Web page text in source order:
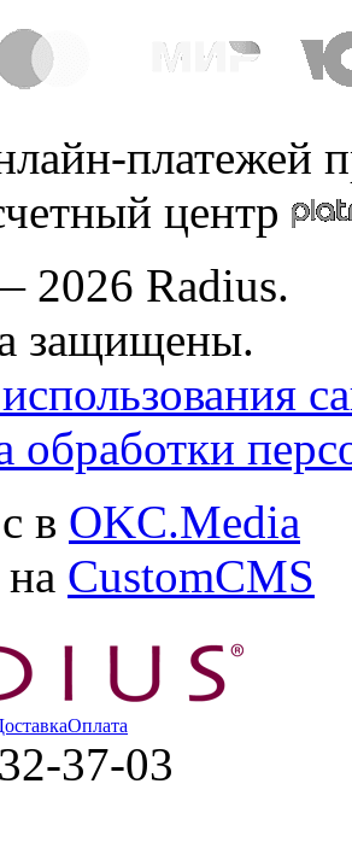
платежей
центр
2026 Radius.
защищены.
обработки
в OKC.Media
CustomCMS
Оплата
37-03